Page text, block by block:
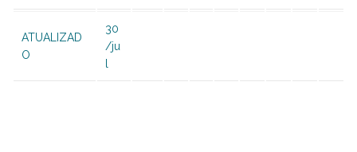
ATUALIZAD
O
30
/ju
l